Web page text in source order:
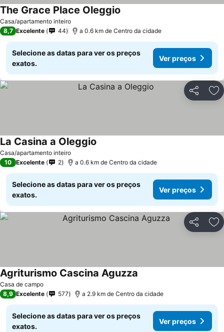
Casa/apartamento inteiro
The Grace Place Oleggio
8,7 Excelente 44 a 0.6 km de Centro da cidade
Selecione as datas para ver os preços
exatos.
Ver preços
Partilhar
Casa/apartamento inteiro
La Casina a Oleggio
10 Excelente 2 a 0.6 km de Centro da cidade
Selecione as datas para ver os preços
exatos.
Ver preços
Partilhar
Casa de campo
Agriturismo Cascina Aguzza
8,9 Excelente 577 a 2.9 km de Centro da cidade
Selecione as datas para ver os preços
exatos.
Ver preços